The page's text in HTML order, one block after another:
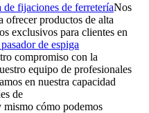
de fijaciones de ferreteríaNos
ofrecer productos de alta
exclusivos para clientes en
de espiga
compromiso con la
equipo de profesionales
en nuestra capacidad
de
mismo cómo podemos